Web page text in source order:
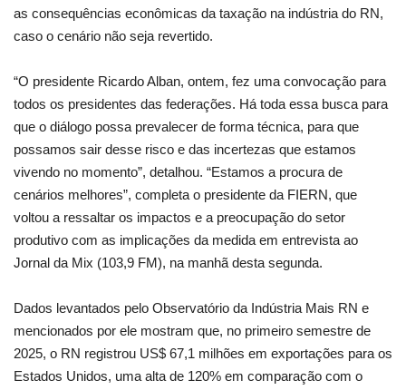
as consequências econômicas da taxação na indústria do RN,
caso o cenário não seja revertido.
“O presidente Ricardo Alban, ontem, fez uma convocação para
todos os presidentes das federações. Há toda essa busca para
que o diálogo possa prevalecer de forma técnica, para que
possamos sair desse risco e das incertezas que estamos
vivendo no momento”, detalhou. “Estamos a procura de
cenários melhores”, completa o presidente da FIERN, que
voltou a ressaltar os impactos e a preocupação do setor
produtivo com as implicações da medida em entrevista ao
Jornal da Mix (103,9 FM), na manhã desta segunda.
Dados levantados pelo Observatório da Indústria Mais RN e
mencionados por ele mostram que, no primeiro semestre de
2025, o RN registrou US$ 67,1 milhões em exportações para os
Estados Unidos, uma alta de 120% em comparação com o